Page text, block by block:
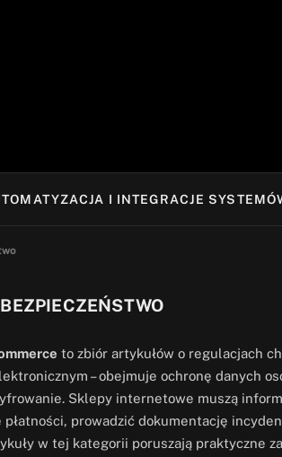
I INTEGRACJE
BEZPIECZEŃSTWO
to zbiór artykułów o regulacjach
– obejmuje ochronę danych
Sklepy internetowe muszą
prowadzić dokumentację
w tej kategorii poruszają praktyczne